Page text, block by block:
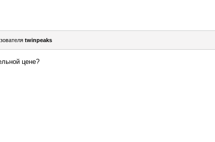
twinpeaks
цене?